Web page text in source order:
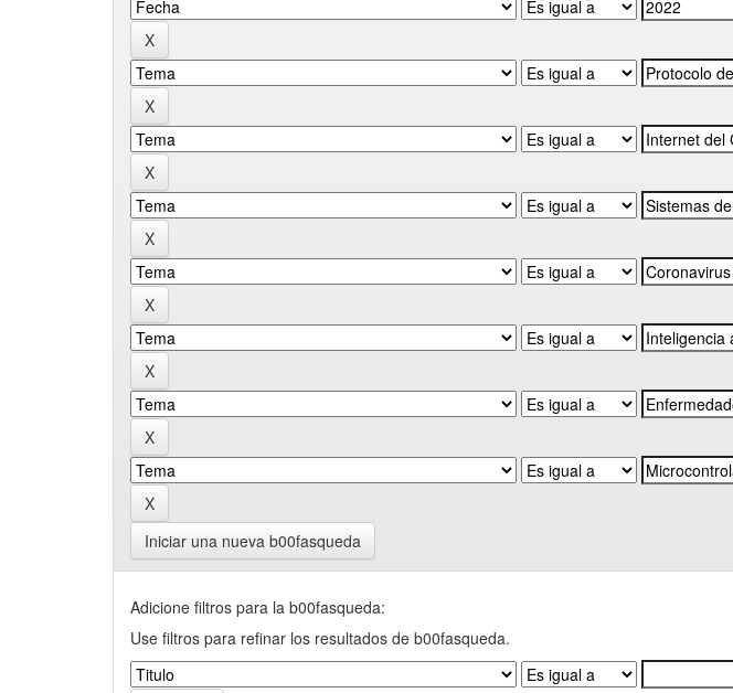
Iniciar una nueva b00fasqueda
Adicione filtros para la b00fasqueda:
Use filtros para refinar los resultados de b00fasqueda.